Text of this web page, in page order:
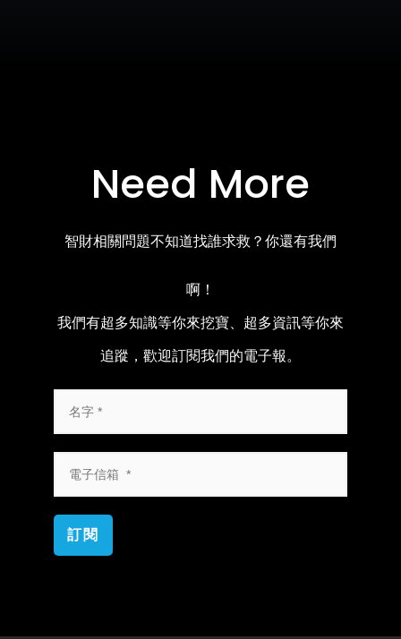
Need More
智財相關問題不知道找誰求救？你還有我們
啊！
我們有超多知識等你來挖寶、超多資訊等你來
追蹤，歡迎訂閱我們的電子報。
訂閱